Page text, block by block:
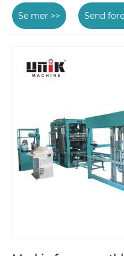
Se mer >> Send